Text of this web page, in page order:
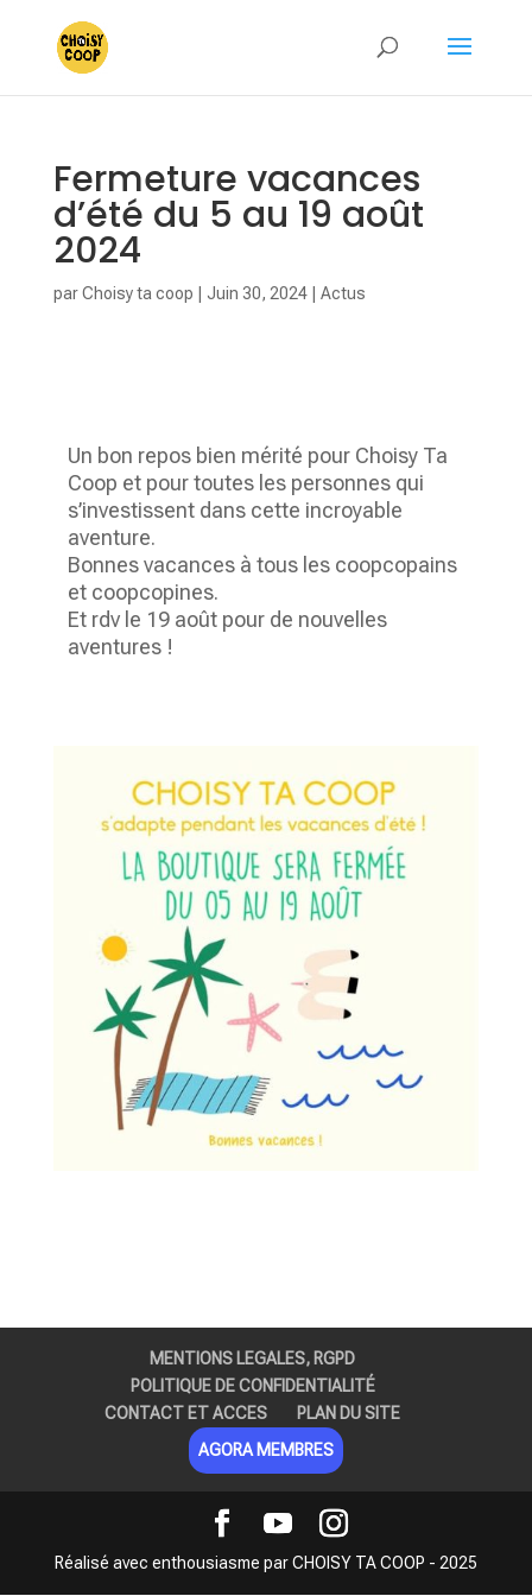
Fermeture vacances
d’été du 5 au 19 août
2024
parChoisy ta coop Juin 30, 2024| Actus
Un bon repos bien mérité pour Choisy Ta
Coop et pour toutes les personnes qui
s’investissent dans cette incroyable
aventure.
Bonnes vacances à tous les coopcopains
et coopcopines.
Et rdv le 19 août pour de nouvelles
aventures !
MENTIONS LEGALES, RGPD
POLITIQUE DE CONFIDENTIALITÉ
CONTACT ET ACCES
PLAN DU SITE
AGORA MEMBRES
Réalisé avec enthousiasme par CHOISY TA COOP - 2025